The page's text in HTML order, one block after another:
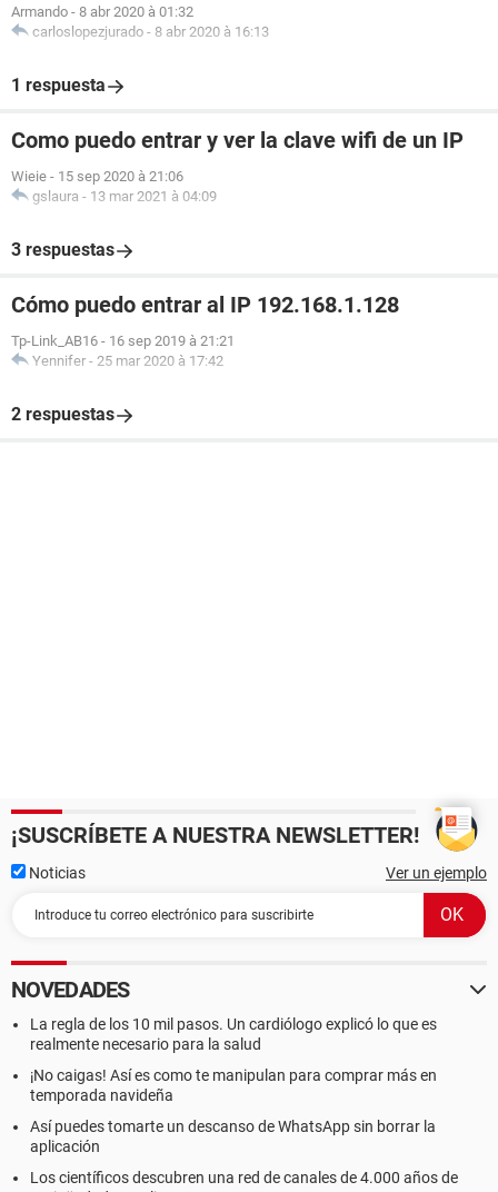
Armando - 8 abr 2020 à 01:32
carloslopezjurado - 8 abr 2020 à 16:13
1 respuesta
Como puedo entrar y ver la clave wifi de un IP
Wieie - 15 sep 2020 à 21:06
gslaura - 13 mar 2021 à 04:09
3 respuestas
Cómo puedo entrar al IP 192.168.1.128
Tp-Link_AB16 - 16 sep 2019 à 21:21
Yennifer - 25 mar 2020 à 17:42
2 respuestas
¡SUSCRÍBETE A NUESTRA NEWSLETTER!
Noticias Ver un ejemplo
NOVEDADES
La regla de los 10 mil pasos. Un cardiólogo explicó lo que es
realmente necesario para la salud
¡No caigas! Así es como te manipulan para comprar más en
temporada navideña
Así puedes tomarte un descanso de WhatsApp sin borrar la
aplicación
Los científicos descubren una red de canales de 4.000 años de